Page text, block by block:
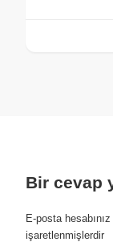
Bir cevap
E-posta
işaretlenmişlerdir